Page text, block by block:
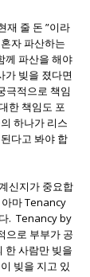
재 줄 돈 ”이라
자 파산하는
께 파산을 해야
빚을 졌다면
극적으로 책임
한 책임도 포
하나가 리스
다고 봐야 합
신지가 중요합
마 Tenancy
. Tenancy by
으로 부부가 공
한 사람만 빚을
빚을 지고 있